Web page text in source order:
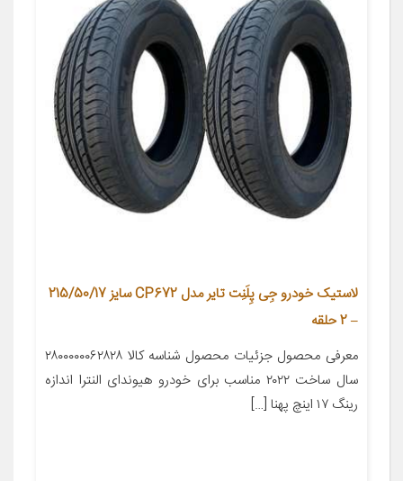
لاستیک خودرو جِی‌ پِلَنِت تایر مدل CP672 سایز 215/50/17
– 2 حلقه
معرفی محصول جزئیات محصول شناسه کالا ۲۸۰۰۰۰۰۰۶۲۸۲۸
سال ساخت ۲۰۲۲ مناسب برای خودرو هیوندای النترا اندازه
رینگ ۱۷ اینچ پهنا […]